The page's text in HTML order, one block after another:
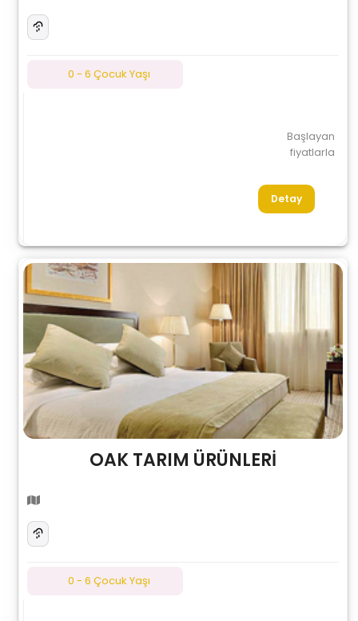
0 - 6 Çocuk Yaşı
Başlayan
fiyatlarla
Detay
OAK TARIM ÜRÜNLERİ
0 - 6 Çocuk Yaşı